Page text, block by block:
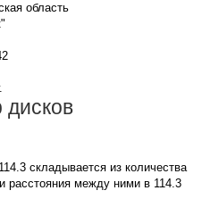
область
дисков
складывается из количества
расстояния между ними в 114.3